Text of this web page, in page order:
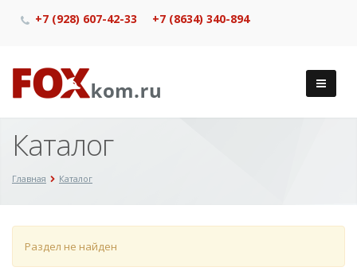
+7 (928) 607-42-33 +7 (8634) 340-894
Каталог
Главная Каталог
Раздел не найден